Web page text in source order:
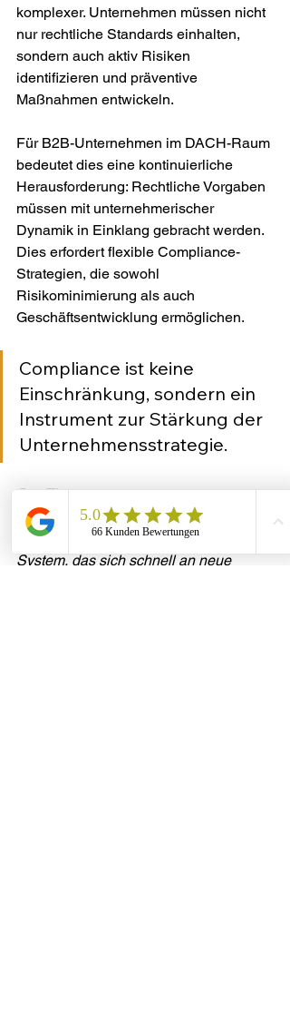
komplexer. Unternehmen müssen nicht
nur rechtliche Standards einhalten,
sondern auch aktiv Risiken
identifizieren und präventive
Maßnahmen entwickeln.
Für B2B-Unternehmen im DACH-Raum
bedeutet dies eine kontinuierliche
Herausforderung: Rechtliche Vorgaben
müssen mit unternehmerischer
Dynamik in Einklang gebracht werden.
Dies erfordert flexible Compliance-
Strategien, die sowohl
Risikominimierung als auch
Geschäftsentwicklung ermöglichen.
Compliance ist keine
Einschränkung, sondern ein
Instrument zur Stärkung der
Unternehmensstrategie.
Pro-Tipp: Etablieren Sie ein jährliches
Compliance-Audit und entwickeln Sie
ein modulares Risikomanagement-
System, das sich schnell an neue